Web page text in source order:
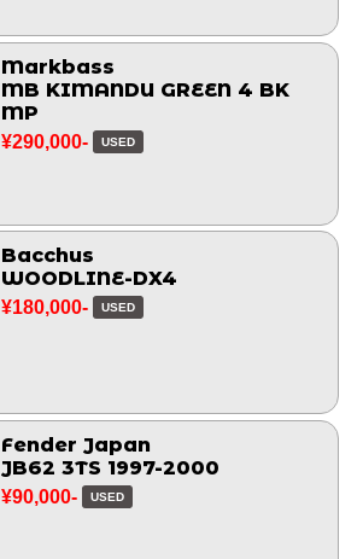
Markbass
MB KIMANDU GREEN 4 BK
MP
¥290,000- USED
Bacchus
WOODLINE-DX4
¥180,000- USED
Fender Japan
JB62 3TS 1997-2000
¥90,000- USED